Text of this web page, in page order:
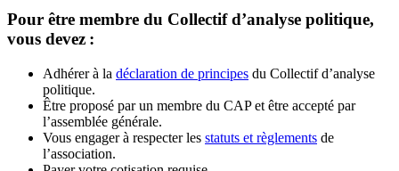
Pour être membre du Collectif d’analyse politique,
vous devez :
Adhérer à la déclaration de principes du Collectif d’analyse
politique.
Être proposé par un membre du CAP et être accepté par
l’assemblée générale.
Vous engager à respecter les statuts et règlements de
l’association.